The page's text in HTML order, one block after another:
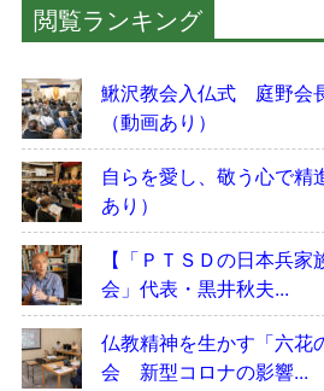
閲覧ランキング
鰍沢教会入仏式 庭野会
（動画あり）
自らを愛し、敬う心で
あり）
【「ＰＴＳＤの日本兵
会」代表・黒井秋夫...
仏教精神を生かす「六花
会 新型コロナの影響...